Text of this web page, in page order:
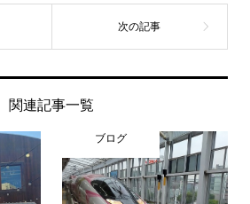
関連記事一覧
ブログ